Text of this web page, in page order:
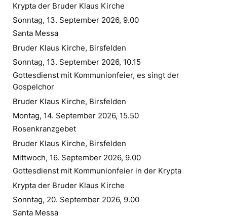
Krypta der Bruder Klaus Kirche
Sonntag, 13. September 2026, 9.00
Santa Messa
Bruder Klaus Kirche, Birsfelden
Sonntag, 13. September 2026, 10.15
Gottesdienst mit Kommunionfeier, es singt der
Gospelchor
Bruder Klaus Kirche, Birsfelden
Montag, 14. September 2026, 15.50
Rosenkranzgebet
Bruder Klaus Kirche, Birsfelden
Mittwoch, 16. September 2026, 9.00
Gottesdienst mit Kommunionfeier in der Krypta
Krypta der Bruder Klaus Kirche
Sonntag, 20. September 2026, 9.00
Santa Messa